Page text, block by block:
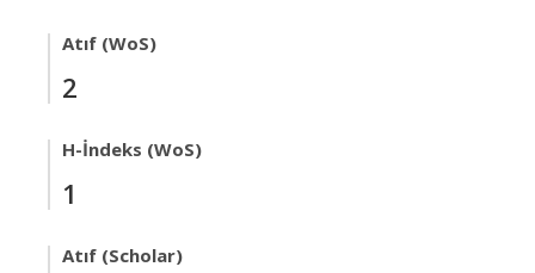
Atıf (WoS)
2
H-İndeks (WoS)
1
Atıf (Scholar)